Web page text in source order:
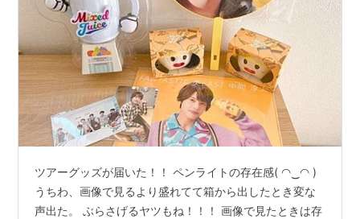
ツアーグッズが届いた！！ ペンライトの存在感( ◠‿◠ )
うちわ、画像で見るより盛れてて箱から出したとき変な
声出た。 ぶらさげるヤツもね！！！ 画像で見たときは存